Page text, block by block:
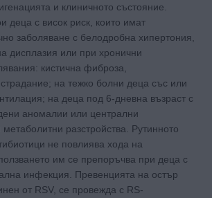
и клиничното състояние.
деца с висок риск, които имат
заболяване с белодробна хипертония,
дисплазия или при хронични
кистична фиброза,
на тежко болни деца със или
на деца под 6-дневна възраст с
аномалии или централни
разстройства. Рутинното
не повлиява хода на
им се препоръчва при деца с
инфекция. Превенцията на остър
от RSV, се провежда с RS-